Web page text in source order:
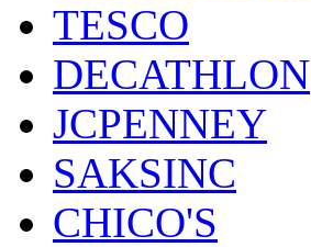
TESCO
DECATHLON
JCPENNEY
SAKSINC
CHICO'S